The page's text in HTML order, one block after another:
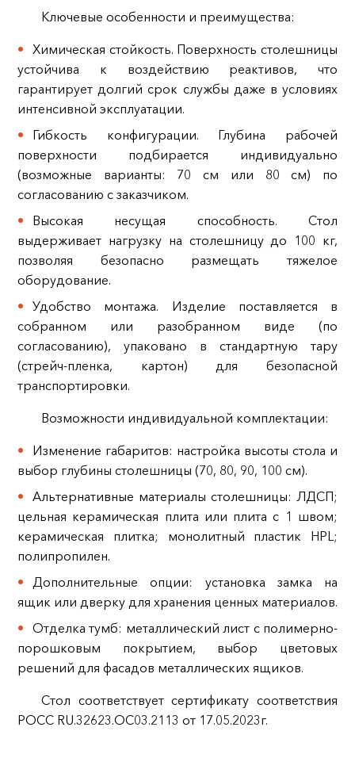
Ключевые особенности и преимущества:
Химическая стойкость. Поверхность столешницы
устойчива к воздействию реактивов, что
гарантирует долгий срок службы даже в условиях
интенсивной эксплуатации.
Гибкость конфигурации. Глубина рабочей
поверхности подбирается индивидуально
(возможные варианты: 70 см или 80 см) по
согласованию с заказчиком.
Высокая несущая способность. Стол
выдерживает нагрузку на столешницу до 100 кг,
позволяя безопасно размещать тяжелое
оборудование.
Удобство монтажа. Изделие поставляется в
собранном или разобранном виде (по
согласованию), упаковано в стандартную тару
(стрейч-пленка, картон) для безопасной
транспортировки.
Возможности индивидуальной комплектации:
Изменение габаритов: настройка высоты стола и
выбор глубины столешницы (70, 80, 90, 100 см).
Альтернативные материалы столешницы: ЛДСП;
цельная керамическая плита или плита с 1 швом;
керамическая плитка; монолитный пластик HPL;
полипропилен.
Дополнительные опции: установка замка на
ящик или дверку для хранения ценных материалов.
Отделка тумб: металлический лист с полимерно-
порошковым покрытием, выбор цветовых
решений для фасадов металлических ящиков.
Стол соответствует сертификату соответствия
РОСС RU.32623.ОС03.2113 от 17.05.2023г.